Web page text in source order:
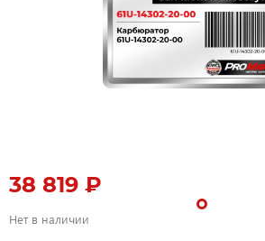
38 819 ₽
Нет в наличии